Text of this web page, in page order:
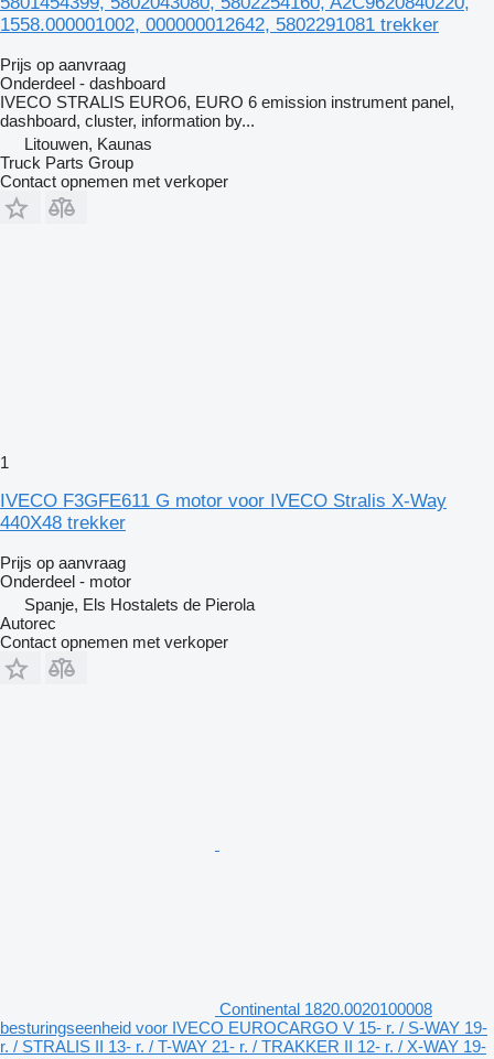
1558.000001002, 000000012642, 5802291081 trekker
Prijs op aanvraag
Onderdeel - dashboard
IVECO STRALIS EURO6, EURO 6 emission instrument panel,
dashboard, cluster, information by...
Litouwen, Kaunas
Truck Parts Group
Contact opnemen met verkoper
1
IVECO F3GFE611 G motor voor IVECO Stralis X-Way
440X48 trekker
Prijs op aanvraag
Onderdeel - motor
Spanje, Els Hostalets de Pierola
Autorec
Contact opnemen met verkoper
Continental 1820.0020100008
besturingseenheid voor IVECO EUROCARGO V 15- r. / S-WAY 19-
r. / STRALIS II 13- r. / T-WAY 21- r. / TRAKKER II 12- r. / X-WAY 19-